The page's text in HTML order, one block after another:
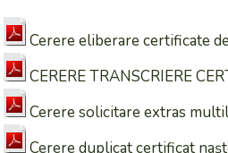
Cerere eliberare certificate
CERERE TRANSCRIERE
Cerere solicitare extras
Cerere duplicat certificat